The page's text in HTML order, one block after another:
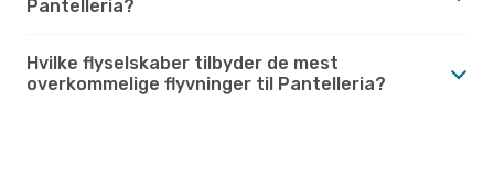
Pantelleria?
Hvilke flyselskaber tilbyder de mest
overkommelige flyvninger til Pantelleria?